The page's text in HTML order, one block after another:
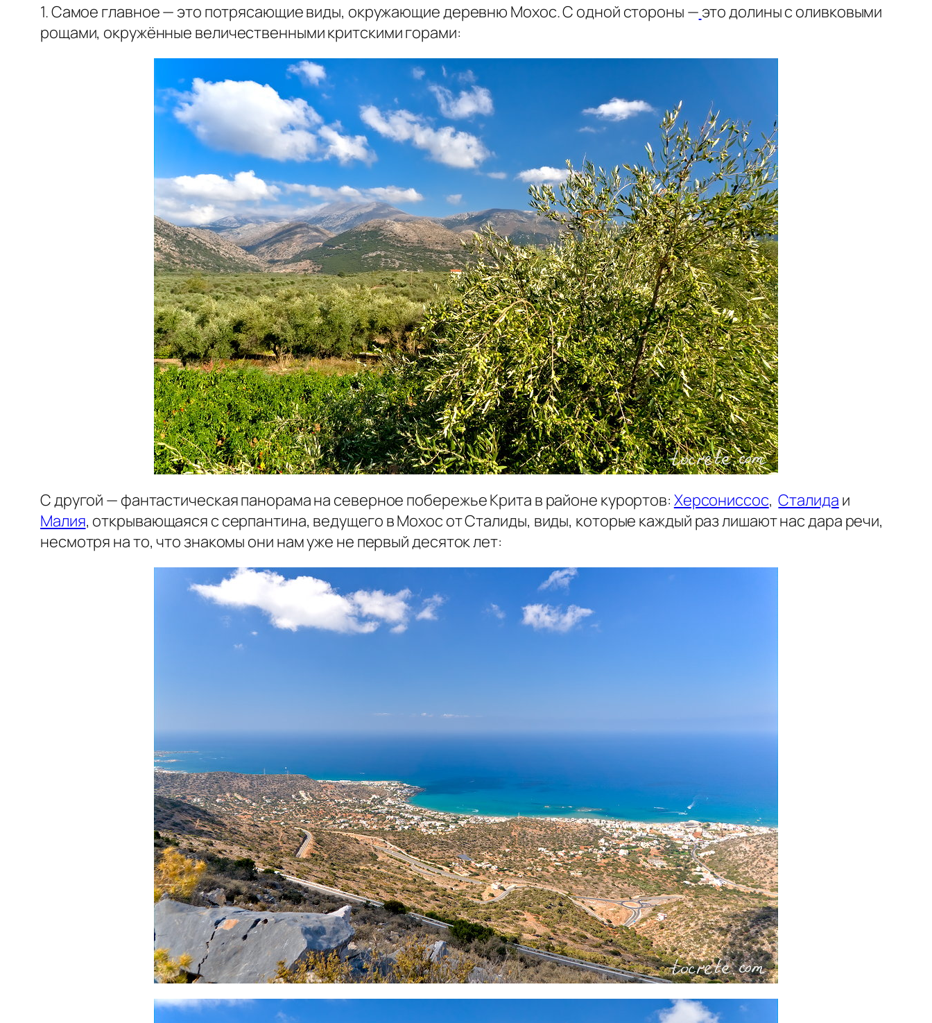
1. Самое главное — это потрясающие виды, окружающие деревню Мохос. С одной стороны — это долины с оливковыми
рощами, окружённые величественными критскими горами:
С другой — фантастическая панорама на северное побережье Крита в районе курортов: Херсониссос,Сталида и
Малия, открывающаяся с серпантина, ведущего в Мохос от Сталиды, виды, которые каждый раз лишают нас дара речи,
несмотря на то, что знакомы они нам уже не первый десяток лет: